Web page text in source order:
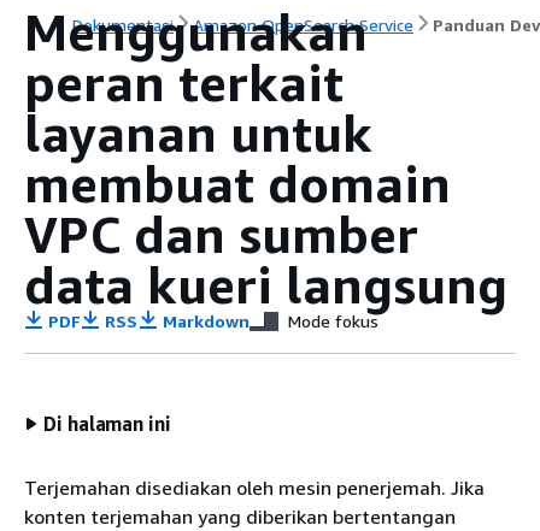
Dokumentasi Amazon OpenSearch Service Panduan
Menggunakan
peran terkait
layanan untuk
membuat domain
VPC dan sumber
data kueri langsung
PDF RSS Markdown Mode fokus
Di halaman ini
Terjemahan disediakan oleh mesin penerjemah. Jika
konten terjemahan yang diberikan bertentangan